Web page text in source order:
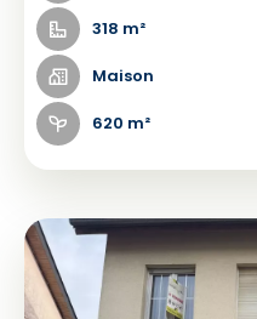
318 m²
Maison
620 m²